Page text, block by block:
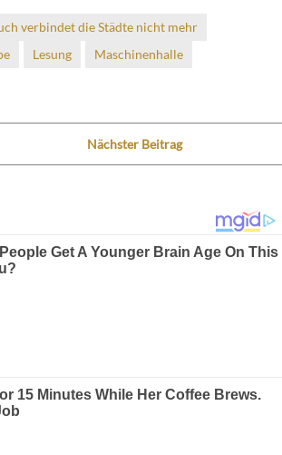
verbindet die Städte nicht mehr
Lesung
Maschinenhalle
Nächster Beitrag